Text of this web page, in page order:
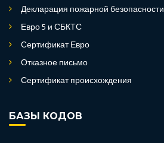
Декларация пожарной безопасности
Евро 5 и СБКТС
Сертификат Евро
Отказное письмо
Сертификат происхождения
БАЗЫ КОДОВ